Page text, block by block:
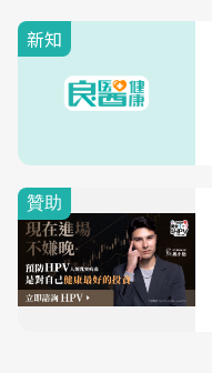
新知